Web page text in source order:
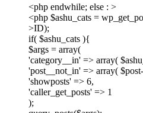
<php endwhile; else : >
<php $ashu_cats =
>ID);
if( $ashu_cats ){
$args = array(
'category__in' => array(
'post__not_in' => array(
'showposts' => 6,
'caller_get_posts' => 1
);